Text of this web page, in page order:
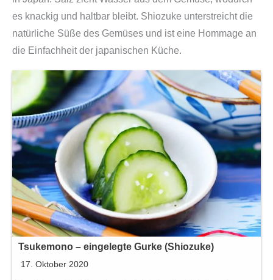
es knackig und haltbar bleibt. Shiozuke unterstreicht die
natürliche Süße des Gemüses und ist eine Hommage an
die Einfachheit der japanischen Küche.
Tsukemono – eingelegte Gurke (Shiozuke)
17. Oktober 2020